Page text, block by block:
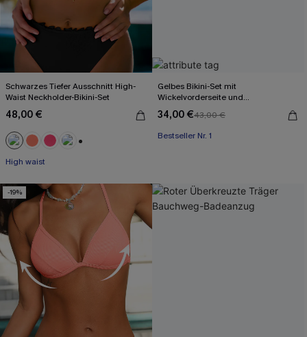
Schwarzes Tiefer Ausschnitt High-
Waist Neckholder-Bikini-Set
48,00 €
High waist
Gelbes Bikini-Set mit
Wickelvorderseite und
Rückenbindung
34,00 €43,00 €
Bestseller Nr. 1
-19%